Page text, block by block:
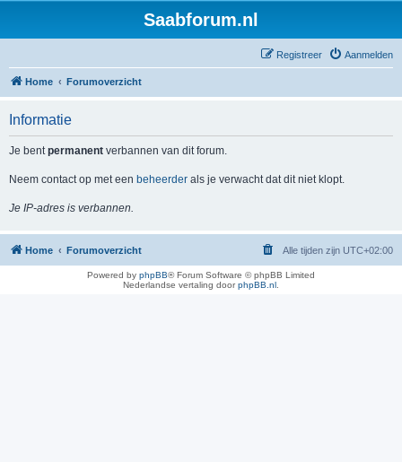
Saabforum.nl
Aanmelden
Registreer
Home Forumoverzicht
Informatie
Je bentpermanent verbannen van dit forum.
Neem contact op met een beheerder als je verwacht dat dit niet klopt.
Je IP-adres is verbannen.
Home Forumoverzicht Alle tijden zijn UTC+02:00
Powered by phpBB® Forum Software © phpBB Limited
Nederlandse vertaling doorphpBB.nl